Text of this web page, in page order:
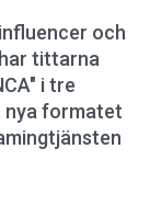
och
tittarna
i tre
nya formatet